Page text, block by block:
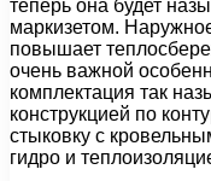
теперь она будет
маркизетом.
повышает
очень важной
комплектация так
конструкцией по
стыковку с
гидро и